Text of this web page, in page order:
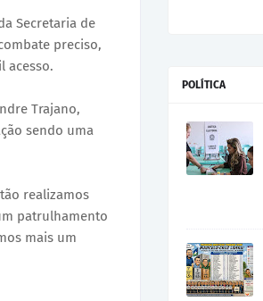
Secretaria de
preciso,
acesso.
Trajano,
sendo uma
realizamos
patrulhamento
mais um
POLÍTICA